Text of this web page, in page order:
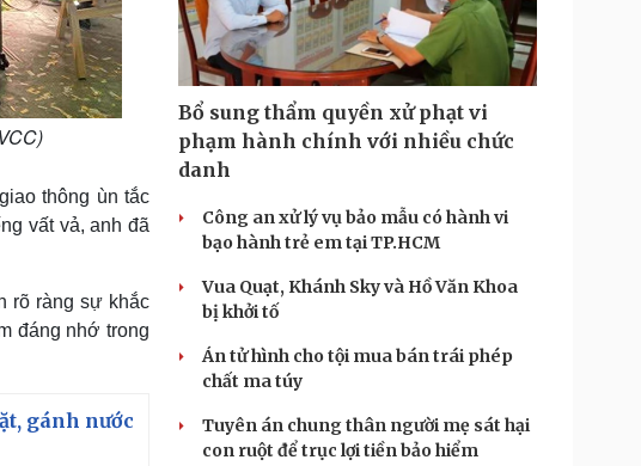
thông ùn tắc
vất vả, anh đã
rõ ràng sự khắc
đáng nhớ trong
gánh nước
Bổ sung thẩm quyền xử phạt vi
phạm hành chính với nhiều chức
danh
Công an xử lý vụ bảo mẫu có hành vi
bạo hành trẻ em tại TP.HCM
Vua Quạt, Khánh Sky và Hồ Văn Khoa
bị khởi tố
Án tử hình cho tội mua bán trái phép
chất ma túy
Tuyên án chung thân người mẹ sát hại
con ruột để trục lợi tiền bảo hiểm